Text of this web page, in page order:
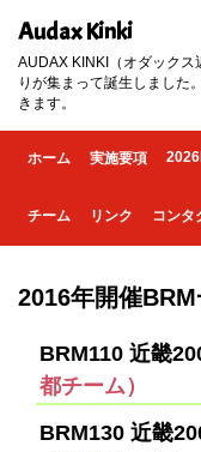
Audax Kinki
AUDAX KINKI（オダック
りが集まって誕生しました
きます。
ホーム 実施要項
チーム リンク コンタ
2016年開催
BRM110 近畿
都チーム）
BRM130 近畿